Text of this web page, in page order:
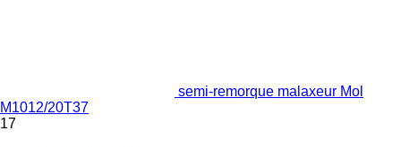
semi-remorque malaxeur Mol
M1012/20T37
17